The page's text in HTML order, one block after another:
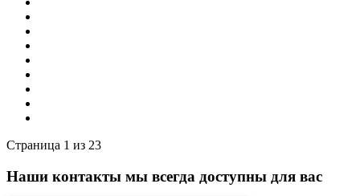
Страница 1 из 23
Наши контакты мы всегда доступны для вас